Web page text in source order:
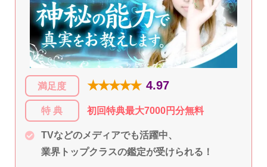
満足度 ★★★★★ 4.97
特 典 初回特典最大7000円分無料
TVなどのメディアでも活躍中、
業界トップクラスの鑑定が受けられる！